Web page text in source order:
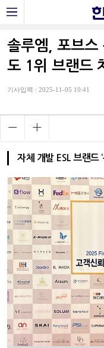
솔루엠, 포브스
도 1위 브랜드
기사입력 : 2025-11-05 10:41
자체 개발 ESL 브랜드